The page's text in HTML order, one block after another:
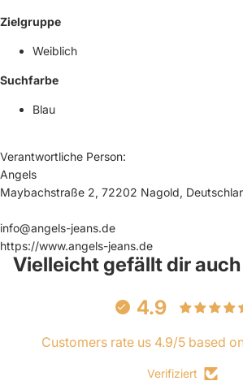
Zielgruppe
Weiblich
Suchfarbe
Blau
Verantwortliche Person:
Angels
Maybachstraße 2, 72202 Nagold,
info@angels-jeans.de
https://www.angels-jeans.de
Vielleicht gefällt dir auch
4.9
Customers rate us 4.9/5 based
Verifiziert